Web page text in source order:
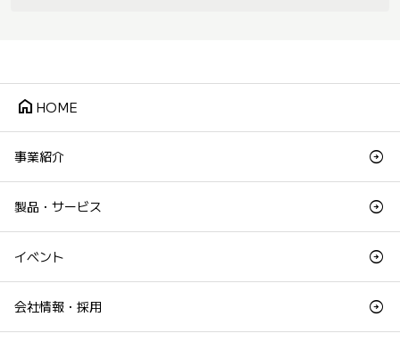
home HOME
事業紹介
製品・サービス
イベント
会社情報・採用